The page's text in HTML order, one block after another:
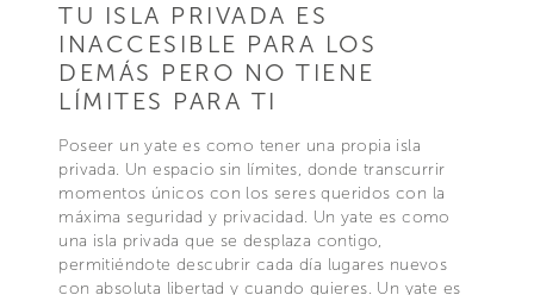
TU ISLA PRIVADA ES
INACCESIBLE PARA LOS
DEMÁS PERO NO TIENE
LÍMITES PARA TI
Poseer un yate es como tener una propia isla
privada. Un espacio sin límites, donde transcurrir
momentos únicos con los seres queridos con la
máxima seguridad y privacidad. Un yate es como
una isla privada que se desplaza contigo,
permitiéndote descubrir cada día lugares nuevos
con absoluta libertad y cuando quieres. Un yate es